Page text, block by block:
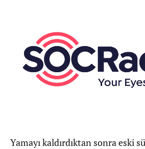
Yamayı kaldırdıktan sonra eski